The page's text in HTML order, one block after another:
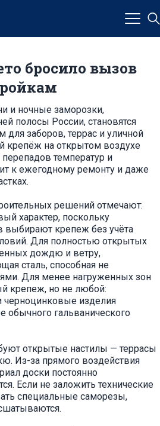
бросило вызов
и ночные заморозки,
полосы России, становятся
заборов, террас и уличной
крепёж на открытом воздухе
температур и
к ежегодному ремонту и даже
решений отмечают:
характер, поскольку
выбирают крепеж без учёта
Для полностью открытых
дождю и ветру,
сталь, способная не
Для менее нагруженных зон
крепеж, но не любой:
черноцинковые изделия
обычного гальванического
открытые настилы — террасы
Из-за прямого воздействия
доски постоянно
Если не заложить технические
специальные саморезы,